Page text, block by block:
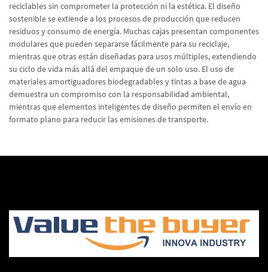
reciclables sin comprometer la protección ni la estética. El diseño
sostenible se extiende a los procesos de producción que reducen
residuos y consumo de energía. Muchas cajas presentan componentes
modulares que pueden separarse fácilmente para su reciclaje,
mientras que otras están diseñadas para usos múltiples, extendiendo
su ciclo de vida más allá del empaque de un solo uso. El uso de
materiales amortiguadores biodegradables y tintas a base de agua
demuestra un compromiso con la responsabilidad ambiental,
mientras que elementos inteligentes de diseño permiten el envío en
formato plano para reducir las emisiones de transporte.